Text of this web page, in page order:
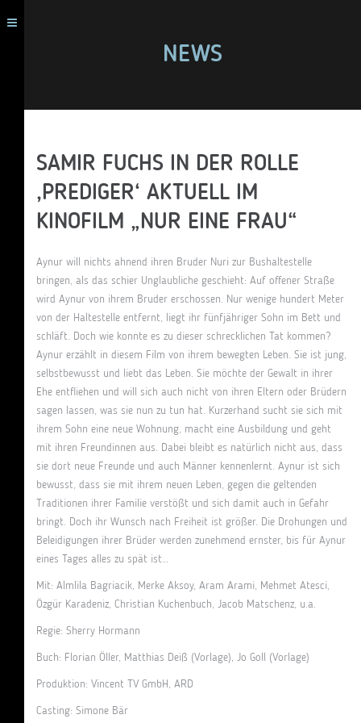
NEWS
SAMIR FUCHS IN DER ROLLE
‚PREDIGER‘ AKTUELL IM
KINOFILM „NUR EINE FRAU“
Aynur will nichts ahnend ihren Bruder Nuri zur Bushaltestelle
bringen, als das schier Unglaubliche geschieht: Auf offener Straße
wird Aynur von ihrem Bruder erschossen. Nur wenige hundert Meter
von der Haltestelle entfernt, liegt ihr fünfjähriger Sohn im Bett und
schläft. Doch wie konnte es zu dieser schrecklichen Tat kommen?
Aynur erzählt in diesem Film von ihrem bewegten Leben. Sie ist jung,
selbstbewusst und liebt das Leben. Sie möchte der Gewalt in ihrer
Ehe entfliehen und will sich auch nicht von ihren Eltern oder Brüdern
sagen lassen, was sie nun zu tun hat. Kurzerhand sucht sie sich mit
ihrem Sohn eine neue Wohnung, macht eine Ausbildung und geht
mit ihren Freundinnen aus. Dabei bleibt es natürlich nicht aus, dass
sie dort neue Freunde und auch Männer kennenlernt. Aynur ist sich
bewusst, dass sie mit ihrem neuen Leben, gegen die geltenden
Traditionen ihrer Familie verstößt und sich damit auch in Gefahr
bringt. Doch ihr Wunsch nach Freiheit ist größer. Die Drohungen und
Beleidigungen ihrer Brüder werden zunehmend ernster, bis für Aynur
eines Tages alles zu spät ist…
Mit: Almlila Bagriacik, Merke Aksoy, Aram Arami, Mehmet Atesci,
Özgür Karadeniz, Christian Kuchenbuch, Jacob Matschenz, u.a.
Regie: Sherry Hormann
Buch: Florian Öller, Matthias Deiß (Vorlage), Jo Goll (Vorlage)
Produktion: Vincent TV GmbH, ARD
Casting: Simone Bär